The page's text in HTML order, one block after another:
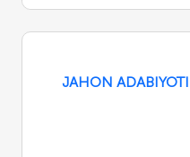
JAHON ADABIYOTI